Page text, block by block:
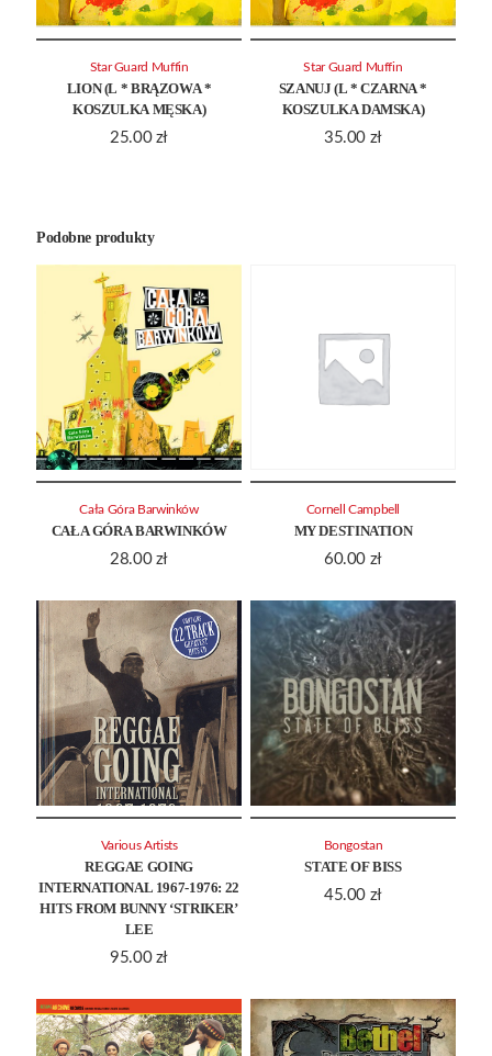
LION (L * BRĄZOWA *
KOSZULKA MĘSKA)
25.00 zł
Star Guard Muffin
SZANUJ (L * CZARNA *
KOSZULKA DAMSKA)
35.00 zł
Star Guard Muffin
Podobne produkty
CAŁA GÓRA BARWINKÓW
28.00 zł
Cała Góra Barwinków
MY DESTINATION
60.00 zł
Cornell Campbell
REGGAE GOING
INTERNATIONAL 1967-1976: 22
HITS FROM BUNNY ‘STRIKER’
LEE
95.00 zł
Various Artists
STATE OF BISS
45.00 zł
Bongostan